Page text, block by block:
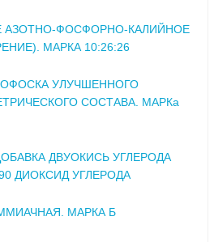
АЗОТНО-ФОСФОРНО-КАЛИЙНОЕ
МАРКА 10:26:26
УЛУЧШЕННОГО
СОСТАВА. МАРКа
ДВУОКИСЬ УГЛЕРОДА
ДИОКСИД УГЛЕРОДА
МАРКА Б